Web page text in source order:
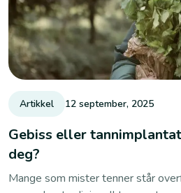
Artikkel 12 september, 2025
Gebiss eller
deg?
Mange som mister tenner står